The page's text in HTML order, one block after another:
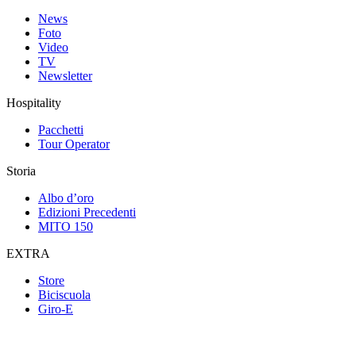
News
Foto
Video
TV
Newsletter
Hospitality
Pacchetti
Tour Operator
Storia
Albo d’oro
Edizioni Precedenti
MITO 150
EXTRA
Store
Biciscuola
Giro-E